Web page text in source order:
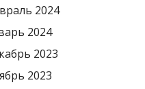
2024
2024
2023
2023